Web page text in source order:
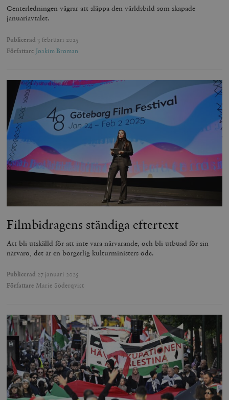
Centerledningen vägrar att släppa den världsbild som skapade
januariavtalet.
Publicerad 3 februari 2025
Författare Joakim Broman
Filmbidragens ständiga eftertext
Att bli utskälld för att inte vara närvarande, och bli utbuad för sin
närvaro, det är en borgerlig kulturministers öde.
Publicerad 27 januari 2025
Författare Marie Söderqvist